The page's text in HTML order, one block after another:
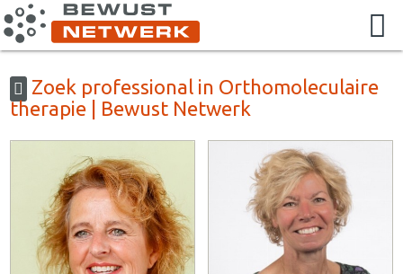
Zoek professional in Orthomoleculaire
therapie | Bewust Netwerk